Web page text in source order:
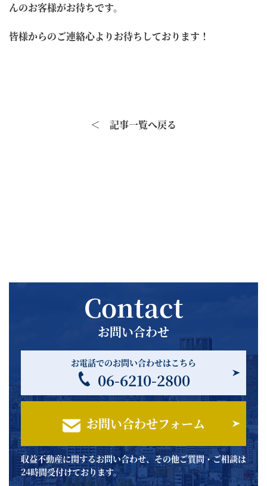
んのお客様がお待ちです。
皆様からのご連絡心よりお待ちしております！
＜ 記事一覧へ戻る
Contact
お問い合わせ
お電話でのお問い合わせはこちら
06-6210-2800
お問い合わせフォーム
収益不動産に関するお問い合わせ、その他ご質問・ご相談は
24時間受付けております。